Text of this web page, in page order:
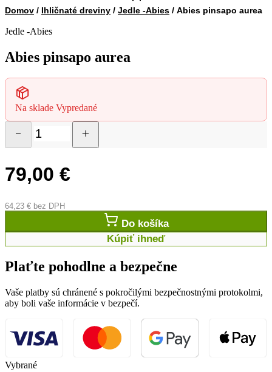
Domov / Ihličnaté dreviny / Jedle -Abies / Abies pinsapo aurea
Jedle -Abies
Abies pinsapo aurea
Na sklade Vypredané
79,00 €
64,23 € bez DPH
Do košíka
Kúpiť ihneď
Plaťte pohodlne a bezpečne
Vaše platby sú chránené s pokročilými bezpečnostnými protokolmi,
aby boli vaše informácie v bezpečí.
Vybrané